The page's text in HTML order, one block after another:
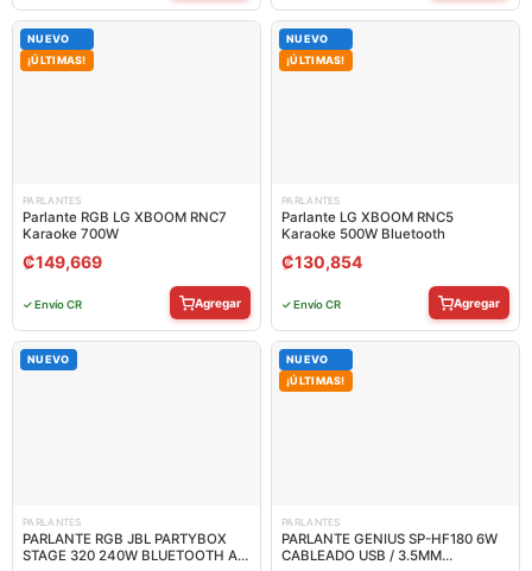
NUEVO
¡ÚLTIMAS!
PARLANTES
Parlante RGB LG XBOOM RNC7
Karaoke 700W
₡149,669
✓ Envío CR Agregar
NUEVO
¡ÚLTIMAS!
PARLANTES
Parlante LG XBOOM RNC5
Karaoke 500W Bluetooth
₡130,854
✓ Envío CR Agregar
NUEVO
PARLANTES
PARLANTE RGB JBL PARTYBOX
STAGE 320 240W BLUETOOTH A
NUEVO
¡ÚLTIMAS!
PARLANTES
PARLANTE GENIUS SP-HF180 6W
CABLEADO USB / 3.5MM